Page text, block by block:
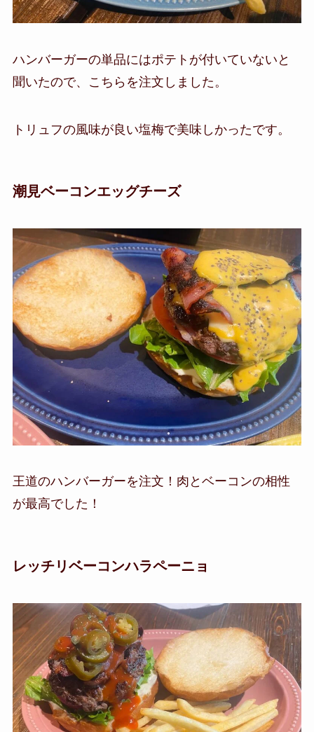
ハンバーガーの単品にはポテトが付いていないと
聞いたので、こちらを注文しました。
トリュフの風味が良い塩梅で美味しかったです。
潮見ベーコンエッグチーズ
王道のハンバーガーを注文！肉とベーコンの相性
が最高でした！
レッチリベーコンハラペーニョ